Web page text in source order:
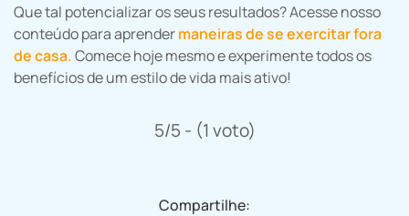
Que tal potencializar os seus resultados? Acesse nosso
conteúdo para aprendermaneiras de se exercitar fora
de casa.Comece hoje mesmo e experimente todos os
benefícios de um estilo de vida mais ativo!
5/5 - (1 voto)
Compartilhe: